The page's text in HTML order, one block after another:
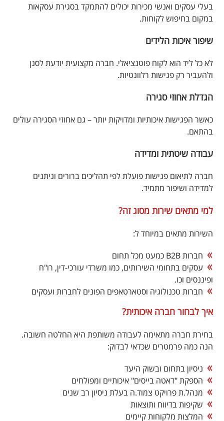
בעלי עסקים ואנשי מכירות יכולים להתמקד בסגירת עסקאות
במקום בחיפוש לקוחות.
שיפור איכות הלידים
לא כל ליד הוא לקוח פוטנציאלי. חברה מקצועית יודעת לסנן
ולהעביר רק פגישות רלוונטיות.
הגדלת אחוזי סגירה
כאשר הפגישות איכותיות ומדויקות יותר – גם אחוזי הסגירה עולים
בהתאם.
עבודה שיטתית ומדידה
חברה לתיאום פגישות פועלת לפי תהליכים ברורים וניתנים
למדידה ושיפור מתמיד.
למי מתאים שירות מסוג זה?
השירות מתאים במיוחד ל:
חברות B2B כמעט מכל תחום
עסקים בתחומי השירותים, כמו משרדי עורכי-דין, רו"ח
ופיננסים וכו.
חברות טכנולוגיה וסטארטאפים הפונים לחברות ועסקים
איך לבחור חברה איכותית?
בחירת חברה מתאימה לעבודה משותפת היא החלטה חשובה.
הנה כמה פרמטרים שכדאי לבדוק:
ניסיון בתחום ובשוק היעד
הספקת "דאטה בייסים" איכותיים ומפולחים
מנהל.ת פרויקט צמוד.ה בעלת ניסיון רב שנים
שקיפות בדיווח ותוצאות
המלצות מלקוחות קיימים